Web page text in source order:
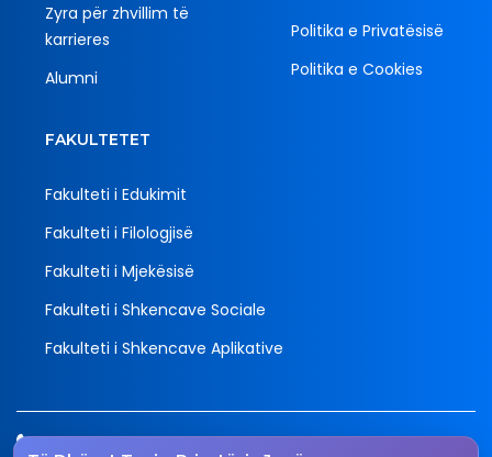
Zyra për zhvillim të
karrieres
Alumni
Politika e Privatësisë
Politika e Cookies
FAKULTETET
Fakulteti i Edukimit
Fakulteti i Filologjisë
Fakulteti i Mjekësisë
Fakulteti i Shkencave Sociale
Fakulteti i Shkencave Aplikative
Tel.